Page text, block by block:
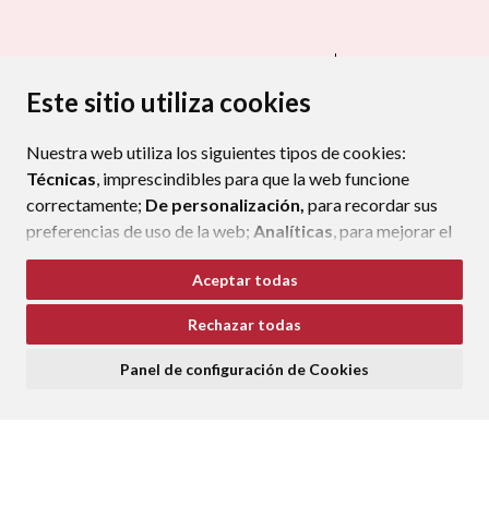
Este sitio utiliza cookies
Nuestra web utiliza los siguientes tipos de cookies:
Técnicas, imprescindibles para que la web funcione
correctamente; De personalización, para recordar sus
preferencias de uso de la web; Analíticas, para mejorar el
funcionamiento de la web y sus servicios.
Si acepta pulsando el botón“Aceptar todas”
consideramos que acepta su uso. Si pulsa el botón
ninguna acción, se guardarán las cookies técnicas
Aceptar todas
Rechazar todas
Panel de configuración de Cookies
AVISO LEGAL
PROTECCIÓN DE DATOS
POLÍTICA DE COOKIES